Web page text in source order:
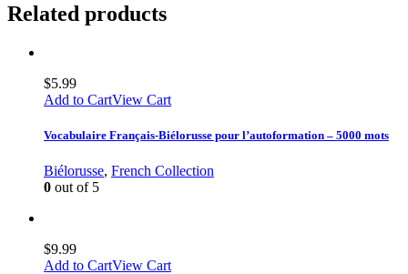
Related products
$5.99
Add to CartView Cart
Vocabulaire Français-Biélorusse pour l’autoformation – 5000 mots
Biélorusse, French Collection
0 out of 5
$9.99
Add to CartView Cart